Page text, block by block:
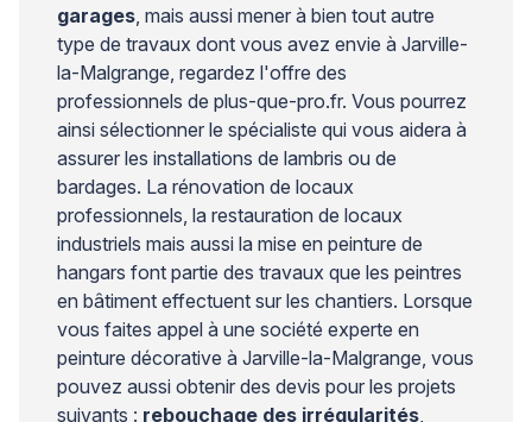
garages , mais aussi mener à bien tout autre
type de travaux dont vous avez envie à Jarville-
la-Malgrange, regardez l'offre des
professionnels de plus-que-pro.fr. Vous pourrez
ainsi sélectionner le spécialiste qui vous aidera à
assurer les installations de lambris ou de
bardages. La rénovation de locaux
professionnels, la restauration de locaux
industriels mais aussi la mise en peinture de
hangars font partie des travaux que les peintres
en bâtiment effectuent sur les chantiers. Lorsque
vous faites appel à une société experte en
peinture décorative à Jarville-la-Malgrange, vous
pouvez aussi obtenir des devis pour les projets
suivants : rebouchage des irrégularités